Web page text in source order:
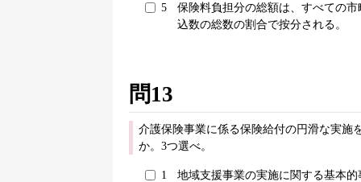
5
保険料負担分の総額は、すべての
込数の総数の割合で按分される。
問13
介護保険事業に係る保険給付の円滑な実施
か。3つ選べ。
1 地域支援事業の実施に関する基本